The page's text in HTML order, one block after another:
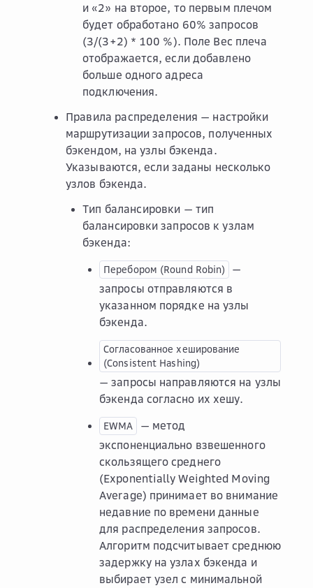
и «2» на второе, то первым плечом
будет обработано 60% запросов
(3/(3+2) * 100 %). Поле Вес плеча
отображается, если добавлено
больше одного адреса
подключения.
Правила распределения — настройки
маршрутизации запросов, полученных
бэкендом, на узлы бэкенда.
Указываются, если заданы несколько
узлов бэкенда.
Тип балансировки — тип
балансировки запросов к узлам
бэкенда:
Перебором (Round Robin)
—
запросы отправляются в
указанном порядке на узлы
бэкенда.
Согласованное хеширование
(Consistent Hashing)
— запросы направляются на узлы
бэкенда согласно их хешу.
EWMA
— метод
экспоненциально взвешенного
скользящего среднего
(Exponentially Weighted Moving
Average) принимает во внимание
недавние по времени данные
для распределения запросов.
Алгоритм подсчитывает среднюю
задержку на узлах бэкенда и
выбирает узел с минимальной